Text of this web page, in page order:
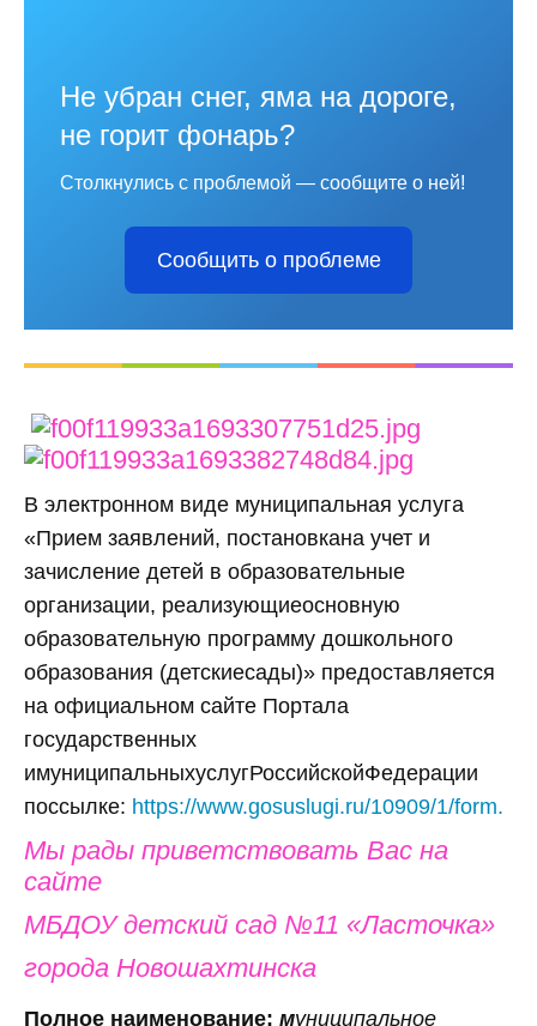
Не убран снег, яма на дороге,
не горит фонарь?
Столкнулись с проблемой — сообщите о ней!
Сообщить о проблеме
В электронном виде муниципальная услуга
«Прием заявлений, постановкана учет и
зачисление детей в образовательные
организации, реализующиеосновную
образовательную программу дошкольного
образования (детскиесады)» предоставляется
на официальном сайте Портала
государственных
имуниципальныхуслугРоссийскойФедерации
поссылке: https://www.gosuslugi.ru/10909/1/form.
Мы рады приветствовать Вас на
сайте
МБДОУ детский сад №11 «Ласточка»
города Новошахтинска
Полное наименование: муниципальное